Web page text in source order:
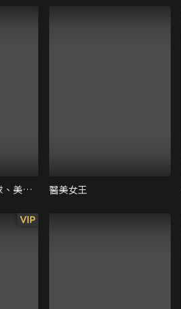
福岡鷹援日記：棒球、美食與戀愛 醫美女王
VIP